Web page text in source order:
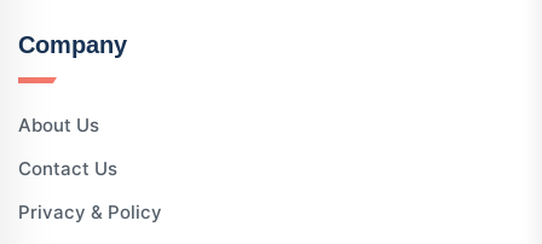
Company
About Us
Contact Us
Privacy & Policy